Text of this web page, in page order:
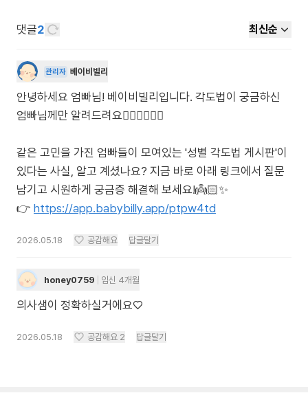
댓글2 최신순
관리자 베이비빌리
안녕하세요 엄빠님! 베이비빌리입니다. 각도법이 궁금하신
엄빠님께만 알려드려요🙋🏻‍♀️🙋🏻‍♂️
같은 고민을 가진 엄빠들이 모여있는 '성별 각도법 게시판'이
있다는 사실, 알고 계셨나요? 지금 바로 아래 링크에서 질문
남기고 시원하게 궁금증 해결해 보세요!👼🏻✨
👉 https://app.babybilly.app/ptpw4td
2026.05.18 공감해요 답글달기
honey0759 임신 4개월
의사샘이 정확하실거에요♡
2026.05.18 공감해요 2 답글달기